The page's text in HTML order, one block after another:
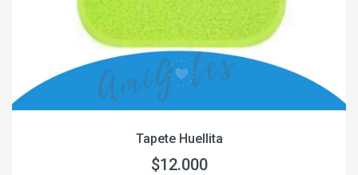
Tapete Huellita
$12.000